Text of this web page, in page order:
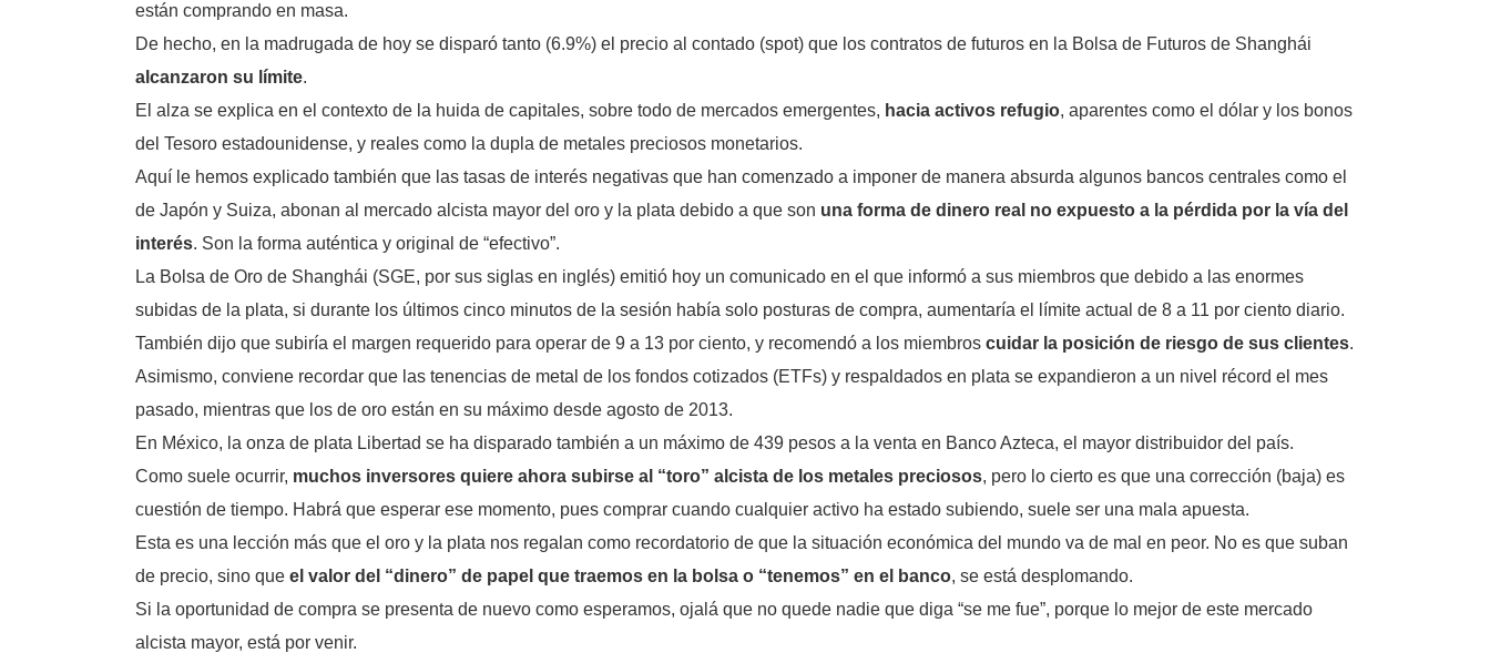
están comprando en masa.
De hecho, en la madrugada de hoy se disparó tanto (6.9%) el precio al contado (spot) que los contratos de futuros en la Bolsa de Futuros de Shanghái
alcanzaron su límite.
El alza se explica en el contexto de la huida de capitales, sobre todo de mercados emergentes, hacia activos refugio, aparentes como el dólar y los bonos
del Tesoro estadounidense, y reales como la dupla de metales preciosos monetarios.
Aquí le hemos explicado también que las tasas de interés negativas que han comenzado a imponer de manera absurda algunos bancos centrales como el
de Japón y Suiza, abonan al mercado alcista mayor del oro y la plata debido a que son una forma de dinero real no expuesto a la pérdida por la vía del
interés. Son la forma auténtica y original de “efectivo”.
La Bolsa de Oro de Shanghái (SGE, por sus siglas en inglés) emitió hoy un comunicado en el que informó a sus miembros que debido a las enormes
subidas de la plata, si durante los últimos cinco minutos de la sesión había solo posturas de compra, aumentaría el límite actual de 8 a 11 por ciento diario.
También dijo que subiría el margen requerido para operar de 9 a 13 por ciento, y recomendó a los miembros cuidar la posición de riesgo de sus clientes.
Asimismo, conviene recordar que las tenencias de metal de los fondos cotizados (ETFs) y respaldados en plata se expandieron a un nivel récord el mes
pasado, mientras que los de oro están en su máximo desde agosto de 2013.
En México, la onza de plata Libertad se ha disparado también a un máximo de 439 pesos a la venta en Banco Azteca, el mayor distribuidor del país.
Como suele ocurrir, muchos inversores quiere ahora subirse al “toro” alcista de los metales preciosos, pero lo cierto es que una corrección (baja) es
cuestión de tiempo. Habrá que esperar ese momento, pues comprar cuando cualquier activo ha estado subiendo, suele ser una mala apuesta.
Esta es una lección más que el oro y la plata nos regalan como recordatorio de que la situación económica del mundo va de mal en peor. No es que suban
de precio, sino que el valor del “dinero” de papel que traemos en la bolsa o “tenemos” en el banco, se está desplomando.
Si la oportunidad de compra se presenta de nuevo como esperamos, ojalá que no quede nadie que diga “se me fue”, porque lo mejor de este mercado
alcista mayor, está por venir.